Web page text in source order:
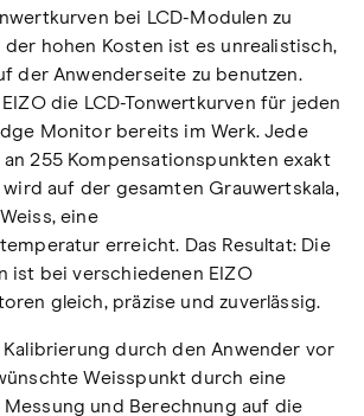
bei LCD-Modulen zu
der hohen Kosten ist es unrealistisch,
der Anwenderseite zu benutzen.
die LCD-Tonwertkurven für jeden
Monitor bereits im Werk. Jede
255 Kompensationspunkten exakt
auf der gesamten Grauwertskala,
eine
erreicht. Das Resultat: Die
ist bei verschiedenen EIZO
gleich, präzise und zuverlässig.
durch den Anwender vor
Weisspunkt durch eine
Messung und Berechnung auf die